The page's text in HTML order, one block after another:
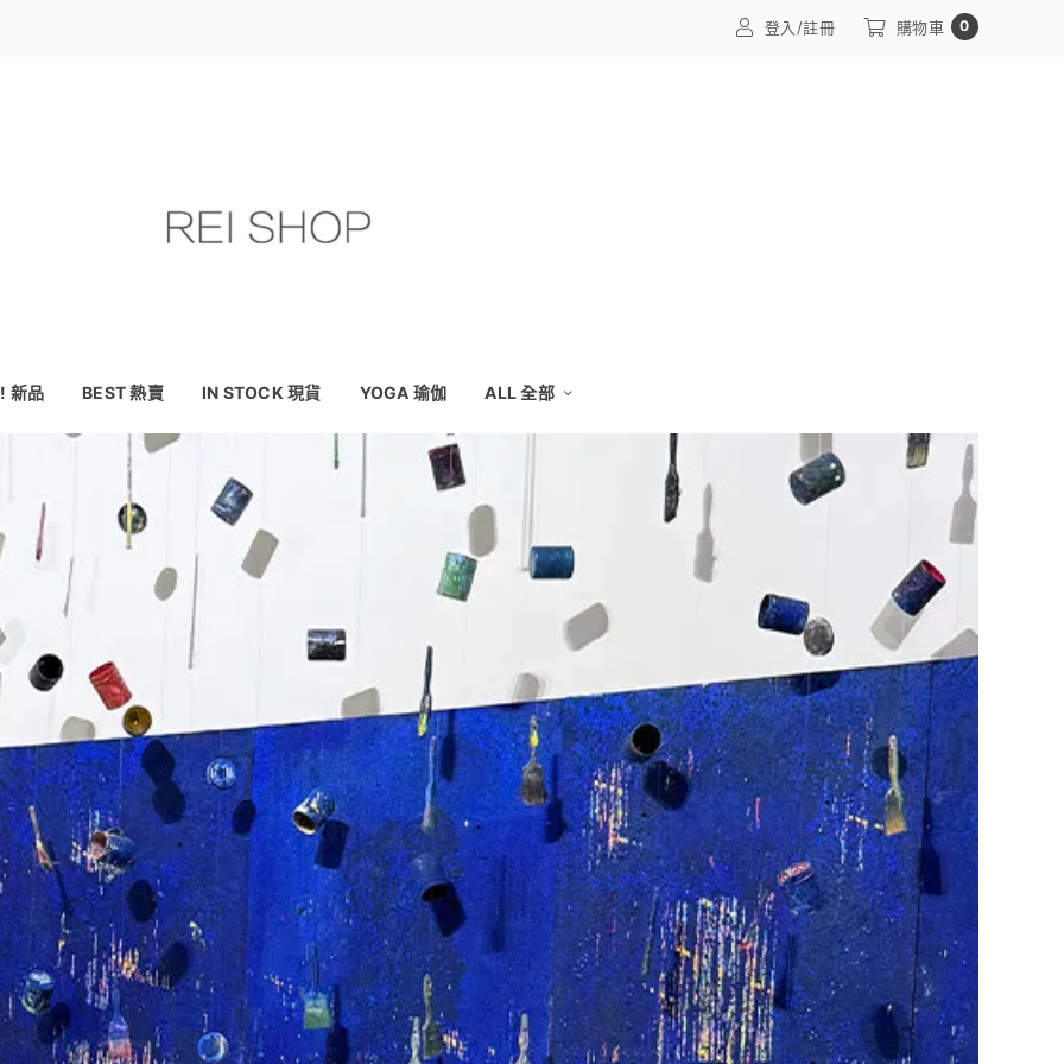
登入/註冊 購物車 0
新品 BEST 熱賣 IN STOCK 現貨 YOGA 瑜伽 ALL 全部